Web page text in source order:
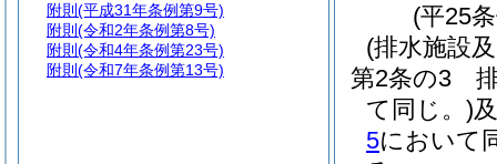
(平25
(排水施設
第2条の3
て同じ。)
5において
附則 (平成31年条例第9号)
附則 (令和2年条例第8号)
附則 (令和4年条例第23号)
附則 (令和7年条例第13号)